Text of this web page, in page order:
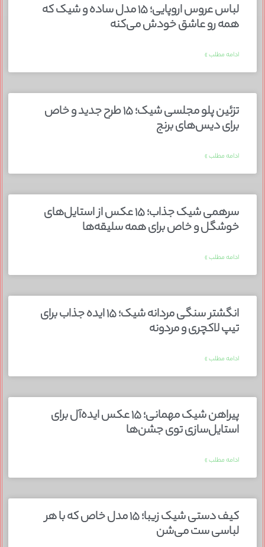
لباس عروس اروپایی؛ ۱۵ مدل ساده و شیک که
همه رو عاشق خودش می‌کنه
ادامه مطلب »
تزئین پلو مجلسی شیک؛ ۱۵ طرح جدید و خاص
برای دیس‌های برنج
ادامه مطلب »
سرهمی شیک جذاب؛ ۱۵ عکس از استایل‌های
خوشگل و خاص برای همه سلیقه‌ها
ادامه مطلب »
انگشتر سنگی مردانه شیک؛ ۱۵ ایده جذاب برای
تیپ لاکچری و مردونه
ادامه مطلب »
پیراهن شیک مهمانی؛ ۱۵ عکس ایده‌آل برای
استایل‌سازی توی جشن‌ها
ادامه مطلب »
کیف دستی شیک زیبا؛ ۱۵ مدل خاص که با هر
لباسی ست می‌شن